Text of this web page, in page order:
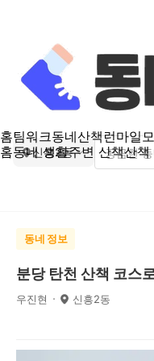
홈팀워크동네산책런마일
홈동네 생활주변 산책산책
신흥2동
동네 정보
분당 탄천 산책 코스
우진현 신흥2동